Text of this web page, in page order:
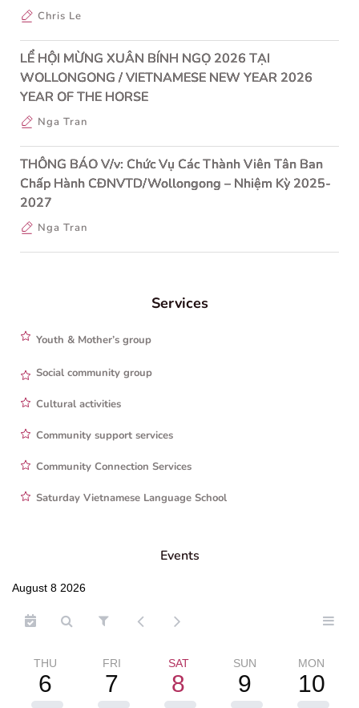
Chris Le
LỂ HỘI MỪNG XUÂN BÍNH NGỌ 2026 TẠI
WOLLONGONG / VIETNAMESE NEW YEAR 2026
YEAR OF THE HORSE
Nga Tran
THÔNG BÁO V/v: Chức Vụ Các Thành Viên Tân Ban
Chấp Hành CĐNVTD/Wollongong – Nhiệm Kỳ 2025-
2027
Nga Tran
Services
Youth & Mother’s group
Social community group
Cultural activities
Community support services
Community Connection Services
Saturday Vietnamese Language School
Events
August 8 2026
THU
6
FRI
7
SAT
8
SUN
9
MON
10